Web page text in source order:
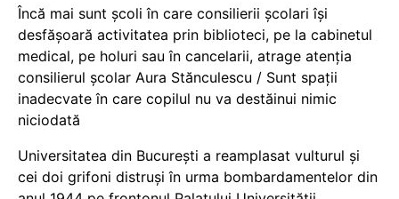
Încă mai sunt școli în care consilierii școlari își
desfășoară activitatea prin biblioteci, pe la cabinetul
medical, pe holuri sau în cancelarii, atrage atenția
consilierul școlar Aura Stănculescu / Sunt spații
inadecvate în care copilul nu va destăinui nimic
niciodată
Universitatea din București a reamplasat vulturul și
cei doi grifoni distruși în urma bombardamentelor din